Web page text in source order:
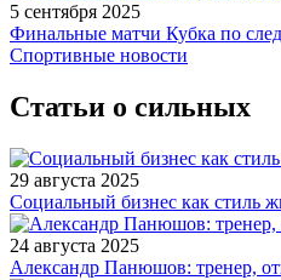
5 сентября 2025
Финальные матчи Кубка по
Спортивные новости
Статьи о сильных
29 августа 2025
Социальный бизнес как стиль
24 августа 2025
Александр Панюшов: тренер,